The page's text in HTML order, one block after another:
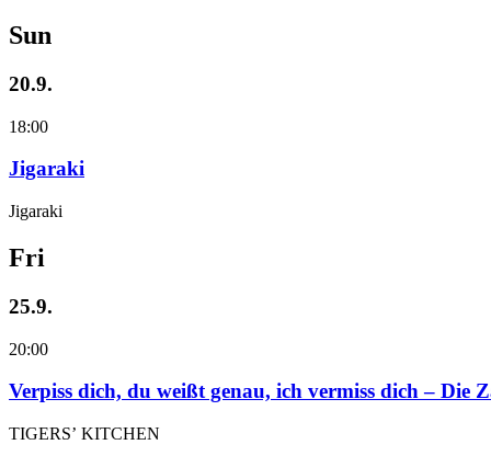
Sun
20.9.
18:00
Jigaraki
Jigaraki
Fri
25.9.
20:00
Verpiss dich, du weißt genau, ich vermiss dich – Die
TIGERS’ KITCHEN